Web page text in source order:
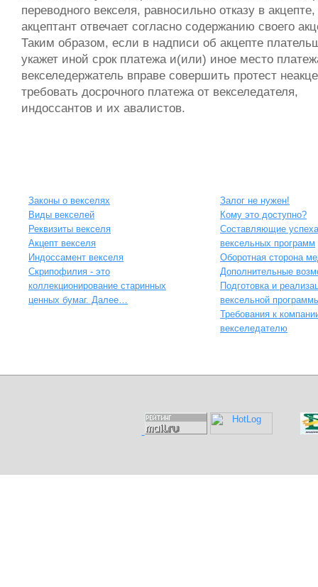
переводного векселя, равносильно отказу в
акцептант отвечает согласно содержанию своего
Таким образом, если в надписи об акцепте
укажет иной срок платежа и(или) иное место
векселедержатель вправе совершить протест
требовать досрочного платежа от векселедателя,
индоссантов и их авалистов.
Законы о векселях
Виды векселей
Реквизиты векселя
Акцепт векселя
Индоссамент векселя
Скрипофилия - это
коллекционирование старинных
ценных бумаг. Далее…
Залог не нужен!
Кому это доступно?
Составляющие успеха
вексельных программ
Оборотная сторона
Дополнительные
Подготовка и
вексельной
Требования к
векселедателю